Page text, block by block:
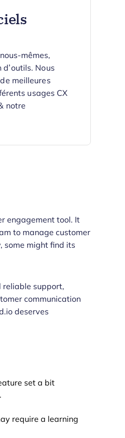
mêmes,
Nous
meilleures
usages CX
notre
engagement tool. It
to manage customer
some might find its
reliable support,
communication
deserves
set a bit
require a learning